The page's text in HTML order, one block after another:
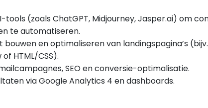
tools (zoals ChatGPT, Midjourney, Jasper.ai) om
te automatiseren.
en optimaliseren van landingspagina’s
HTML/CSS).
SEO en conversie-optimalisatie.
via Google Analytics 4 en dashboards.